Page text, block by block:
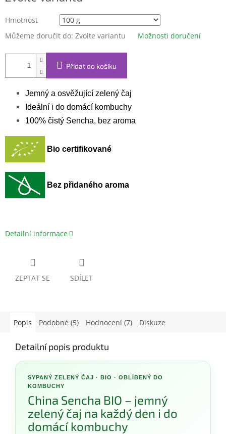
Hmotnost
Můžeme doručit do: Zvolte variantu Možnosti doručení
Přidat do košíku
Jemný a osvěžující zelený čaj
Ideální i do domácí kombuchy
100% čistý Sencha, bez aroma
Bio certifikované
Bez přidaného aroma
Detailní informace
ZEPTAT SE SDÍLET
Popis Podobné (5) Hodnocení (7) Diskuze
Detailní popis produktu
SYPANÝ ZELENÝ ČAJ · BIO · OBLÍBENÝ DO
KOMBUCHY
China Sencha BIO – jemný
zelený čaj na každý den i do
domácí kombuchy